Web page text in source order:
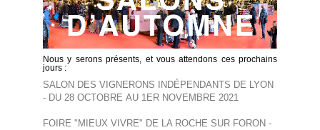
Nous y serons présents, et vous attendons ces prochains
jours :
SALON DES VIGNERONS INDÉPENDANTS DE LYON
- DU 28 OCTOBRE AU 1ER NOVEMBRE 2021
FOIRE "MIEUX VIVRE" DE LA ROCHE SUR FORON -